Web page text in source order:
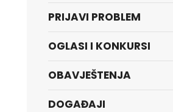
PRIJAVI PROBLEM
OGLASI I KONKURSI
OBAVJEŠTENJA
DOGAĐAJI